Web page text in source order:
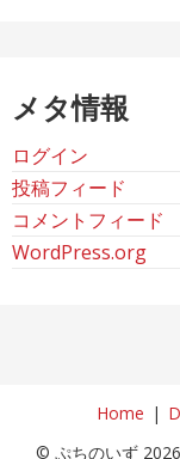
メタ情報
ログイン
投稿フィード
コメントフィード
WordPress.org
Home
© ぷちのいず